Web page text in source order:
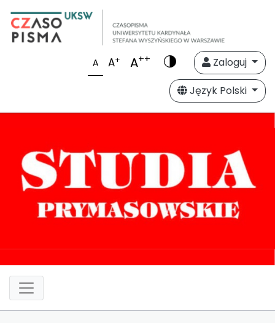
A A+ A++
Zaloguj
Język Polski